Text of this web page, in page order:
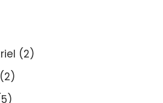
2
2
5